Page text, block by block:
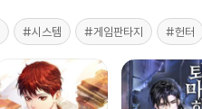
#시스템 #게임판타지 #헌터